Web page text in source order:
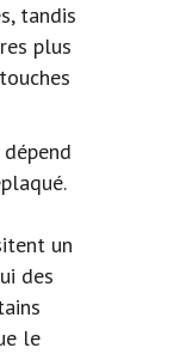
tandis
plus
un
des
le